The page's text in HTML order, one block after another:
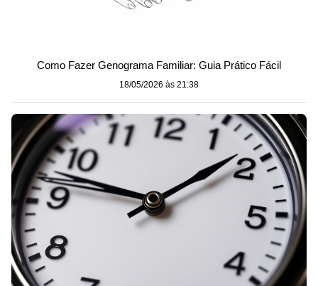
Como Fazer Genograma Familiar: Guia Prático Fácil
18/05/2026 às 21:38